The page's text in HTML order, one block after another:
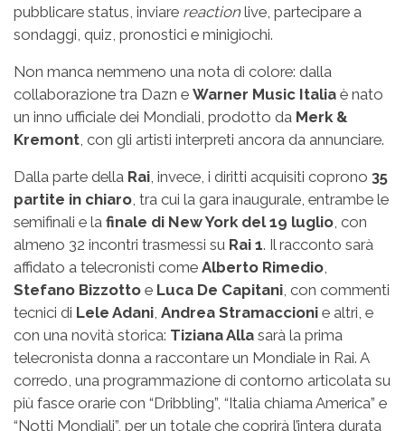
pubblicare status, inviare reaction live, partecipare a
sondaggi, quiz, pronostici e minigiochi.
Non manca nemmeno una nota di colore: dalla
collaborazione tra Dazn e Warner Music Italia è nato
un inno ufficiale dei Mondiali, prodotto da Merk &
Kremont, con gli artisti interpreti ancora da annunciare.
Dalla parte della Rai, invece, i diritti acquisiti coprono 35
partite in chiaro, tra cui la gara inaugurale, entrambe le
semifinali e la finale di New York del 19 luglio, con
almeno 32 incontri trasmessi su Rai 1. Il racconto sarà
affidato a telecronisti come Alberto Rimedio,
Stefano Bizzotto e Luca De Capitani, con commenti
tecnici di Lele Adani, Andrea Stramaccioni e altri, e
con una novità storica: Tiziana Alla sarà la prima
telecronista donna a raccontare un Mondiale in Rai. A
corredo, una programmazione di contorno articolata su
più fasce orarie con “Dribbling”, “Italia chiama America” e
“Notti Mondiali”, per un totale che coprirà l’intera durata